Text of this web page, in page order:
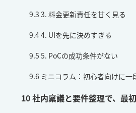
9.3 3. 料金更新責任を甘く見る
9.44. UIを先に決めすぎる
9.5 5. PoCの成功条件がない
9.6 ミニコラム：初心者向けに
10社内稟議と要件整理で、最